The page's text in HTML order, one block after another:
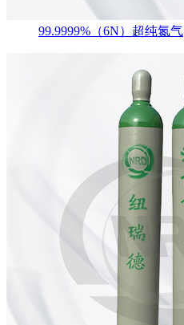
99.9999%（6N）超纯氮气